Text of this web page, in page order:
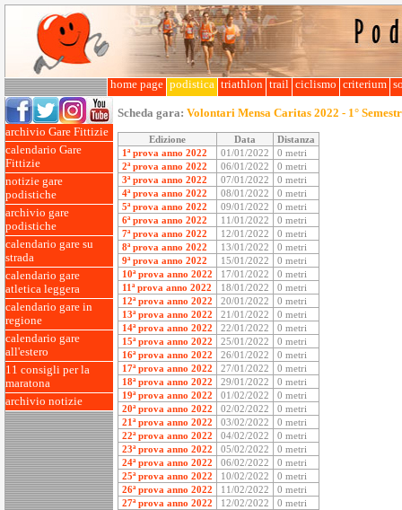
home page podistica triathlon trail ciclismo criterium
archivio Gare Fittizie
calendario Gare
Fittizie
notizie gare
podistiche
archivio gare
podistiche
calendario gare su
strada
calendario gare
atletica leggera
calendario gare in
regione
calendario gare
all'estero
11 consigli per la
maratona
archivio notizie
Scheda gara: Volontari Mensa Caritas 2022 - 1°
Edizione Data
Distanza
1ª prova anno 2022
01/01/2022
0 metri
2ª prova anno 2022
06/01/2022
0 metri
3ª prova anno 2022
07/01/2022
0 metri
4ª prova anno 2022
08/01/2022
0 metri
5ª prova anno 2022
09/01/2022
0 metri
6ª prova anno 2022
11/01/2022
0 metri
7ª prova anno 2022
12/01/2022
0 metri
8ª prova anno 2022
13/01/2022
0 metri
9ª prova anno 2022
15/01/2022
0 metri
10ª prova anno 2022
17/01/2022
0 metri
11ª prova anno 2022
18/01/2022
0 metri
12ª prova anno 2022
20/01/2022
0 metri
13ª prova anno 2022
21/01/2022
0 metri
14ª prova anno 2022
22/01/2022
0 metri
15ª prova anno 2022
25/01/2022
0 metri
16ª prova anno 2022
26/01/2022
0 metri
17ª prova anno 2022
27/01/2022
0 metri
18ª prova anno 2022
29/01/2022
0 metri
19ª prova anno 2022
01/02/2022
0 metri
20ª prova anno 2022
02/02/2022
0 metri
21ª prova anno 2022
03/02/2022
0 metri
22ª prova anno 2022
04/02/2022
0 metri
23ª prova anno 2022
05/02/2022
0 metri
24ª prova anno 2022
06/02/2022
0 metri
25ª prova anno 2022
10/02/2022
0 metri
26ª prova anno 2022
11/02/2022
0 metri
27ª prova anno 2022
12/02/2022
0 metri